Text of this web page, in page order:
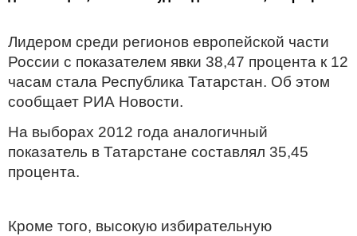
Лидером среди регионов европейской части
России с показателем явки 38,47 процента к 12
часам стала Республика Татарстан. Об этом
сообщает РИА Новости.
На выборах 2012 года аналогичный
показатель в Татарстане составлял 35,45
процента.
Кроме того, высокую избирательную